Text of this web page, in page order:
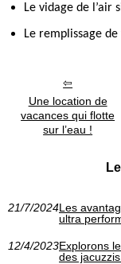
Le vidage de l’air
Le remplissage
Une location de
vacances qui flotte
sur l’eau !
21/7/2024Les
ultra
12/4/2023Explorons
des